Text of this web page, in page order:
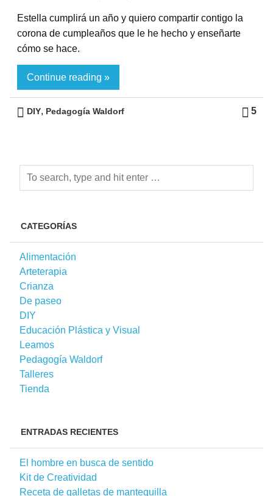
Estella cumplirá un año y quiero compartir contigo la
corona de cumpleaños que le he hecho y enseñarte
cómo se hace.
Continue reading »
5
DIY, Pedagogía Waldorf
CATEGORÍAS
Alimentación
Arteterapia
Crianza
De paseo
DIY
Educación Plástica y Visual
Leamos
Pedagogía Waldorf
Talleres
Tienda
ENTRADAS RECIENTES
El hombre en busca de sentido
Kit de Creatividad
Receta de galletas de mantequilla